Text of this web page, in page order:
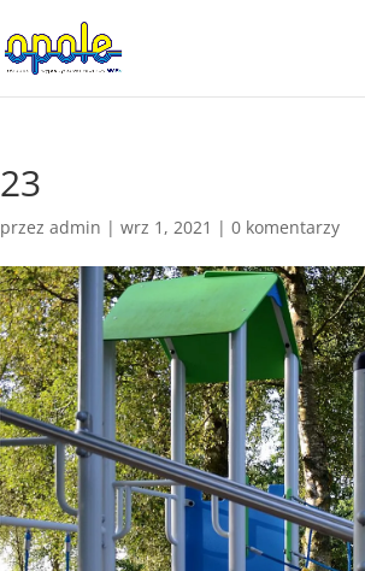
23
przezadmin |wrz 1, 2021 |0 komentarzy